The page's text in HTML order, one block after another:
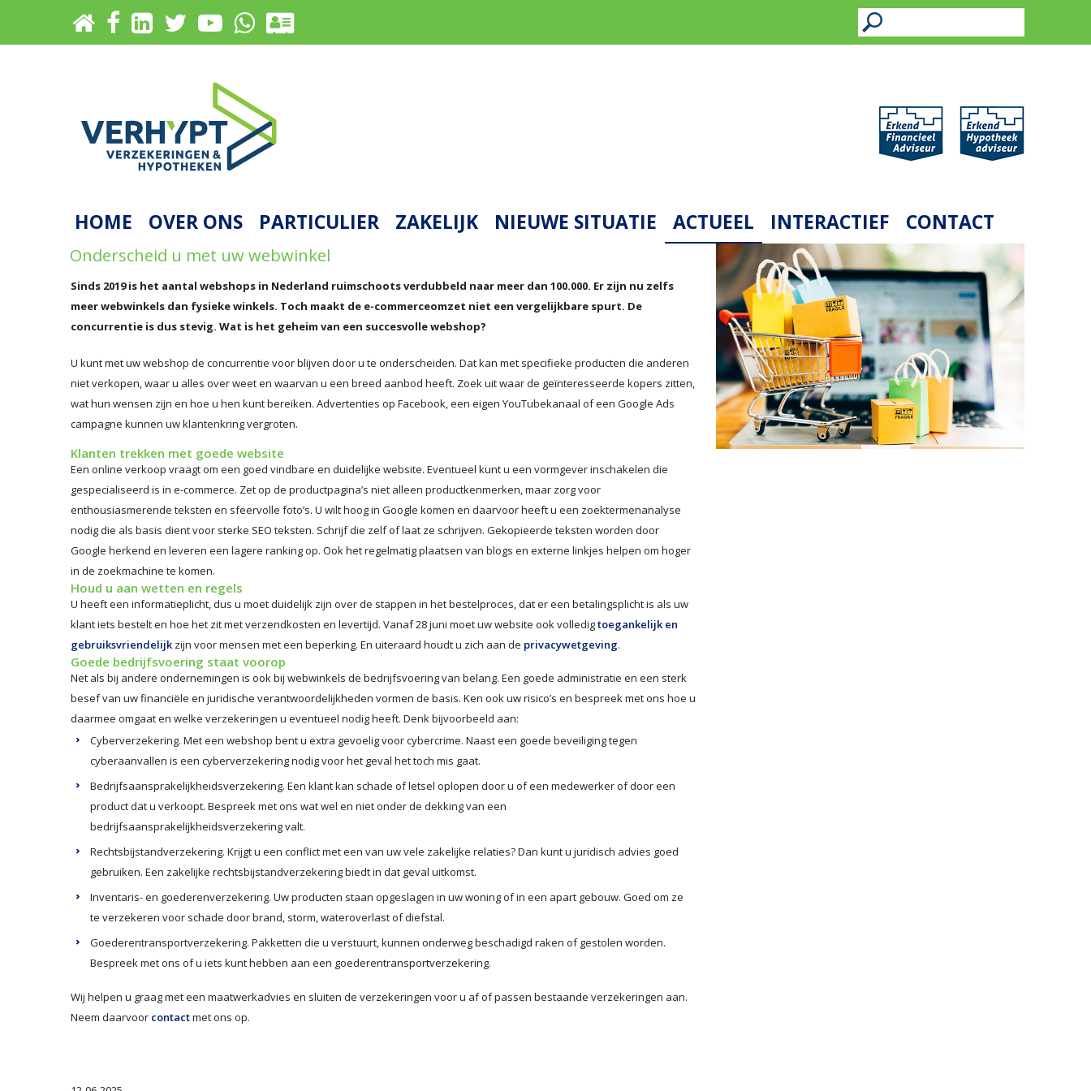
Onderscheid u met uw webwinkel
Sinds 2019 is het aantal webshops in Nederland ruimschoots verdubbeld naar meer dan 100.000. Er zijn nu zelfs
meer webwinkels dan fysieke winkels. Toch maakt de e-commerceomzet niet een vergelijkbare spurt. De
concurrentie is dus stevig. Wat is het geheim van een succesvolle webshop?
U kunt met uw webshop de concurrentie voor blijven door u te onderscheiden. Dat kan met specifieke producten die anderen
niet verkopen, waar u alles over weet en waarvan u een breed aanbod heeft. Zoek uit waar de geïnteresseerde kopers zitten,
wat hun wensen zijn en hoe u hen kunt bereiken. Advertenties op Facebook, een eigen YouTubekanaal of een Google Ads
campagne kunnen uw klantenkring vergroten.
Klanten trekken met goede website
Een online verkoop vraagt om een goed vindbare en duidelijke website. Eventueel kunt u een vormgever inschakelen die
gespecialiseerd is in e-commerce. Zet op de productpagina’s niet alleen productkenmerken, maar zorg voor
enthousiasmerende teksten en sfeervolle foto’s. U wilt hoog in Google komen en daarvoor heeft u een zoektermenanalyse
nodig die als basis dient voor sterke SEO teksten. Schrijf die zelf of laat ze schrijven. Gekopieerde teksten worden door
Google herkend en leveren een lagere ranking op. Ook het regelmatig plaatsen van blogs en externe linkjes helpen om hoger
in de zoekmachine te komen.
Houd u aan wetten en regels
U heeft een informatieplicht, dus u moet duidelijk zijn over de stappen in het bestelproces, dat er een betalingsplicht is als uw
klant iets bestelt en hoe het zit met verzendkosten en levertijd. Vanaf 28 juni moet uw website ook volledigtoegankelijk en
gebruiksvriendelijkzijn voor mensen met een beperking. En uiteraard houdt u zich aan de privacywetgeving.
Goede bedrijfsvoering staat voorop
Net als bij andere ondernemingen is ook bij webwinkels de bedrijfsvoering van belang. Een goede administratie en een sterk
besef van uw financiële en juridische verantwoordelijkheden vormen de basis. Ken ook uw risico’s en bespreek met ons hoe u
daarmee omgaat en welke verzekeringen u eventueel nodig heeft. Denk bijvoorbeeld aan:
Cyberverzekering. Met een webshop bent u extra gevoelig voor cybercrime. Naast een goede beveiliging tegen
cyberaanvallen is een cyberverzekering nodig voor het geval het toch mis gaat.
Bedrijfsaansprakelijkheidsverzekering. Een klant kan schade of letsel oplopen door u of een medewerker of door een
product dat u verkoopt. Bespreek met ons wat wel en niet onder de dekking van een
bedrijfsaansprakelijkheidsverzekering valt.
Rechtsbijstandverzekering. Krijgt u een conflict met een van uw vele zakelijke relaties? Dan kunt u juridisch advies goed
gebruiken. Een zakelijke rechtsbijstandverzekering biedt in dat geval uitkomst.
Inventaris- en goederenverzekering. Uw producten staan opgeslagen in uw woning of in een apart gebouw. Goed om ze
te verzekeren voor schade door brand, storm, wateroverlast of diefstal.
Goederentransportverzekering. Pakketten die u verstuurt, kunnen onderweg beschadigd raken of gestolen worden.
Bespreek met ons of u iets kunt hebben aan een goederentransportverzekering.
Wij helpen u graag met een maatwerkadvies en sluiten de verzekeringen voor u af of passen bestaande verzekeringen aan.
Neem daarvoor contactmet ons op.
HOME OVER ONS PARTICULIER ZAKELIJK NIEUWE SITUATIE ACTUEEL INTERACTIEF CONTACT